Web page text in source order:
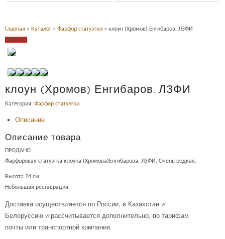
Главная » Каталог » Фарфор статуэтки » клоун (Хромов) Енгибаров. ЛЗФИ
Продано
клоун (Хромов) Енгибаров. ЛЗФИ
Категория: Фарфор статуэтки.
Описание
Описание товара
ПРОДАНО
Фарфоровая статуэтка клоуна (Хромова)Енгибарова, ЛЗФИ. Очень редкая.
Высота 24 см.
Небольшая реставрация.
Доставка осуществляется по России, в Казахстан и
Белоруссию и рассчитывается дополнительно, по тарифам
почты или транспортной компании.